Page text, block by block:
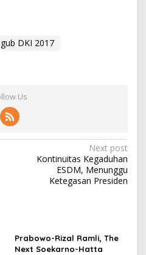
DKI 2017
Us
Next post
Kontinuitas Kegaduhan
ESDM, Menunggu
Ketegasan Presiden
Prabowo-Rizal Ramli, The
Next Soekarno-Hatta